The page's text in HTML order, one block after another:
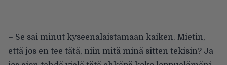
– Se sai minut kyseenalaistamaan kaiken. Mietin,
että jos en tee tätä, niin mitä minä sitten tekisin? Ja